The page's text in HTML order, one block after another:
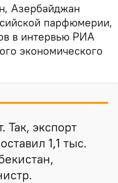
Азербайджан
парфюмерии,
в интервью РИА
экономического
Так, экспорт
1,1 тыс.